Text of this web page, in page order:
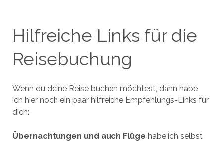
Hilfreiche Links für die
Reisebuchung
Wenn du deine Reise buchen möchtest, dann habe
ich hier noch ein paar hilfreiche Empfehlungs-Links für
dich:
Übernachtungen und auch Flüge habe ich selbst